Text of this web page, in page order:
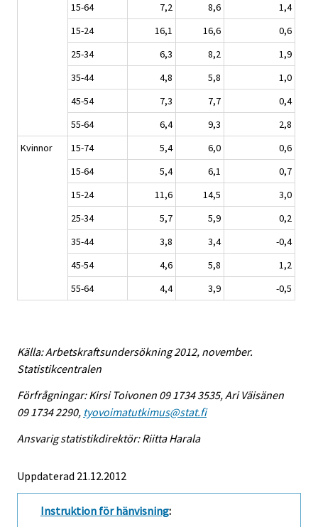
15-64
7,2 8,6
1,4
15-24
16,1 16,6
0,6
25-34
6,3 8,2
1,9
35-44
4,8 5,8
1,0
45-54
7,3 7,7
0,4
55-64
6,4 9,3
2,8
Kvinnor
15-74 5,4 6,0
0,6
15-64
5,4 6,1
0,7
15-24
11,6 14,5
3,0
25-34
5,7 5,9
0,2
35-44
3,8 3,4
-0,4
45-54
4,6 5,8
1,2
55-64
4,4 3,9 -0,5
Källa: Arbetskraftsundersökning 2012, november.
Statistikcentralen
Förfrågningar: Kirsi Toivonen 09 1734 3535, Ari Väisänen
09 1734 2290, tyovoimatutkimus@stat.fi
Ansvarig statistikdirektör: Riitta Harala
Uppdaterad 21.12.2012
Instruktion för hänvisning: